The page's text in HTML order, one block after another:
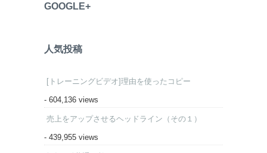
GOOGLE+
人気投稿
[トレーニングビデオ]理由を使ったコピー
- 604,136 views
売上をアップさせるヘッドライン（その１）
- 439,955 views